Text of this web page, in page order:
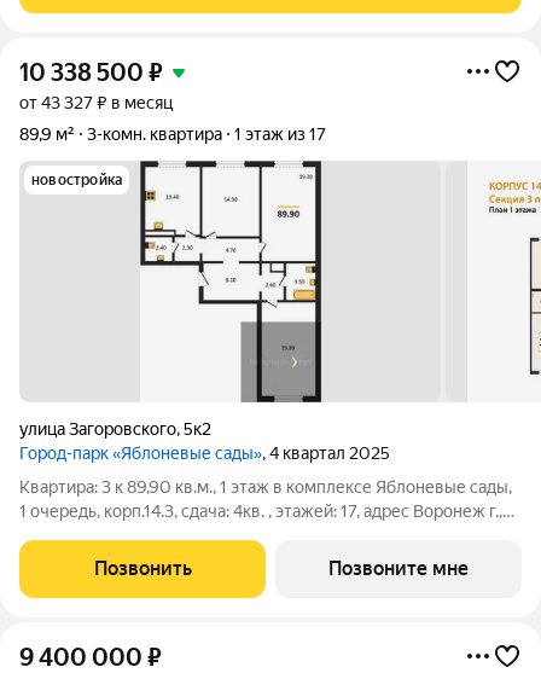
10 338 500 ₽
от 43 327 ₽ в месяц
89,9 м²
3-комн. квартира 1 этаж из 17
новостройка
улица Загоровского,5к2
Город-парк «Яблоневые сады», 4 квартал 2025
Квартира: 3 к 89,90 кв.м., 1 этаж в комплексе Яблоневые сады,
1 очередь, корп.14.3, сдача: 4кв. , этажей: 17, адрес Воронеж г.,
Позвонить Позвоните мне
9 400 000 ₽